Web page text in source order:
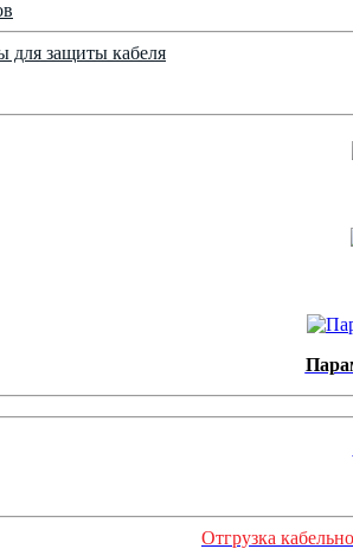
для защиты кабеля
Отгрузка